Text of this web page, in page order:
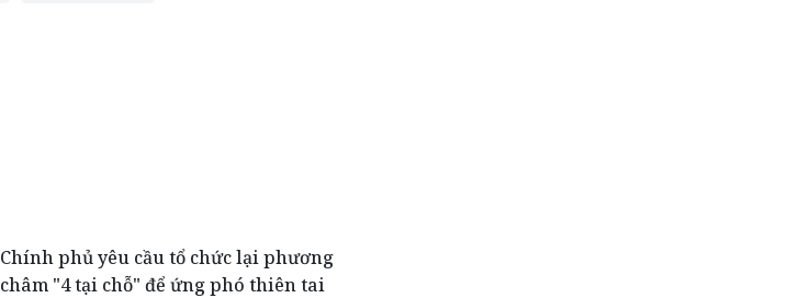
Chính phủ yêu cầu tổ chức lại phương
châm "4 tại chỗ" để ứng phó thiên tai